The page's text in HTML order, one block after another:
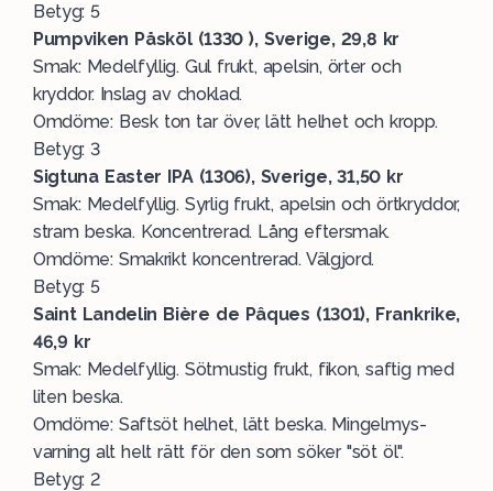
Betyg: 5
Pumpviken Påsköl (1330 ), Sverige, 29,8 kr
Smak: Medelfyllig. Gul frukt, apelsin, örter och
kryddor. Inslag av choklad.
Omdöme: Besk ton tar över, lätt helhet och kropp.
Betyg: 3
Sigtuna Easter IPA (1306), Sverige, 31,50 kr
Smak: Medelfyllig. Syrlig frukt, apelsin och örtkryddor,
stram beska. Koncentrerad. Lång eftersmak.
Omdöme: Smakrikt koncentrerad. Välgjord.
Betyg: 5
Saint Landelin Bière de Pâques (1301), Frankrike,
46,9 kr
Smak: Medelfyllig. Sötmustig frukt, fikon, saftig med
liten beska.
Omdöme: Saftsöt helhet, lätt beska. Mingelmys-
varning alt helt rätt för den som söker "söt öl".
Betyg: 2